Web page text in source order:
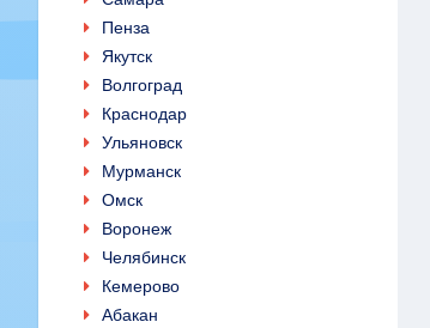
Пенза
Якутск
Волгоград
Краснодар
Ульяновск
Мурманск
Омск
Воронеж
Челябинск
Кемерово
Абакан